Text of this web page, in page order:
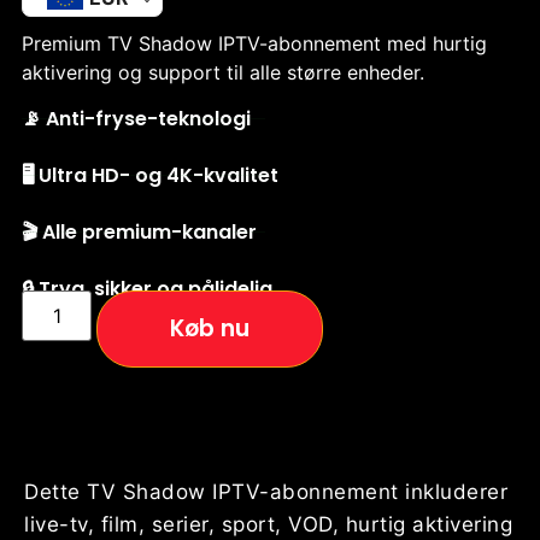
Premium TV Shadow IPTV-abonnement med hurtig
aktivering og support til alle større enheder.
📡 Anti-fryse-teknologi
🖥️ Ultra HD- og 4K-kvalitet
🎬 Alle premium-kanaler
🔒 Tryg, sikker og pålidelig
Køb nu
Dette TV Shadow IPTV-abonnement inkluderer
live-tv, film, serier, sport, VOD, hurtig aktivering